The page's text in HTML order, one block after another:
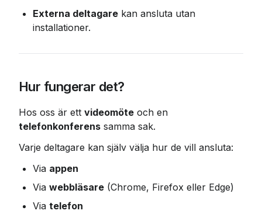
Externa deltagare kan ansluta utan
installationer.
Hur fungerar det?
Hos oss är ett videomöte och en
telefonkonferens samma sak.
Varje deltagare kan själv välja hur de vill ansluta:
Via appen
Via webbläsare (Chrome, Firefox eller Edge)
Via telefon